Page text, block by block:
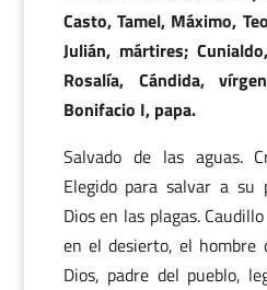
Casto, Tamel, Máximo,
Julián, mártires;
Rosalía, Cándida,
Bonifacio I, papa.
Salvado de las aguas.
Elegido para salvar a su
Dios en las plagas.
en el desierto, el hombre
Dios, padre del pueblo,